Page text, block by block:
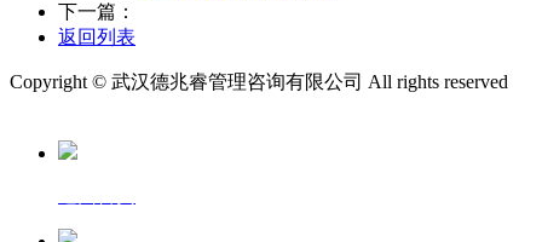
下一篇：
返回列表
Copyright © 武汉德兆睿管理咨询有限公司 All rights reserved